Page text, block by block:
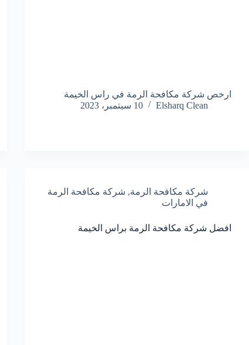
ارخص شركة مكافحة الرمة في راس الخيمة
Elsharq Clean
10 سبتمبر، 2023
شركة مكافحة الرمة, شركة مكافحة الرمة
في الامارات
افضل شركة مكافحة الرمة براس الخيمة